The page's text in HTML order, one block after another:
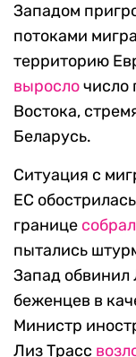
Западом
потоками
территорию
вырослочисло
Востока,
Беларусь.
Ситуация с
ЕС
границе
пытались
Запад обвинил
беженцев в
Министр
Лиз Трасс